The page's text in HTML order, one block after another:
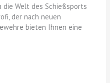
die Welt des Schießsports
der nach neuen
bieten Ihnen eine